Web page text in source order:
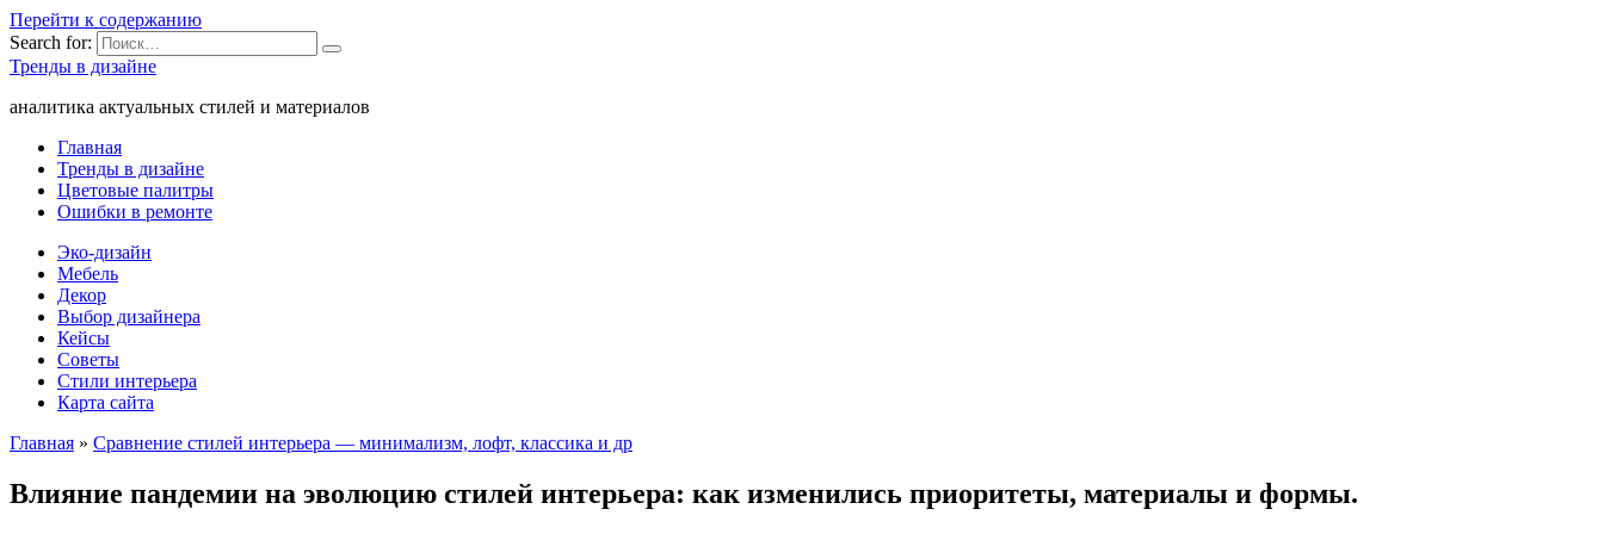
Перейти к содержанию
Search for:
Тренды в дизайне
аналитика актуальных стилей и материалов
Главная
Тренды в дизайне
Цветовые палитры
Ошибки в ремонте
Эко-дизайн
Мебель
Декор
Выбор дизайнера
Кейсы
Советы
Стили интерьера
Карта сайта
Главная » Сравнение стилей интерьера — минимализм, лофт, классика и др
Влияние пандемии на эволюцию стилей интерьера: как изменились приоритеты, материалы и формы.